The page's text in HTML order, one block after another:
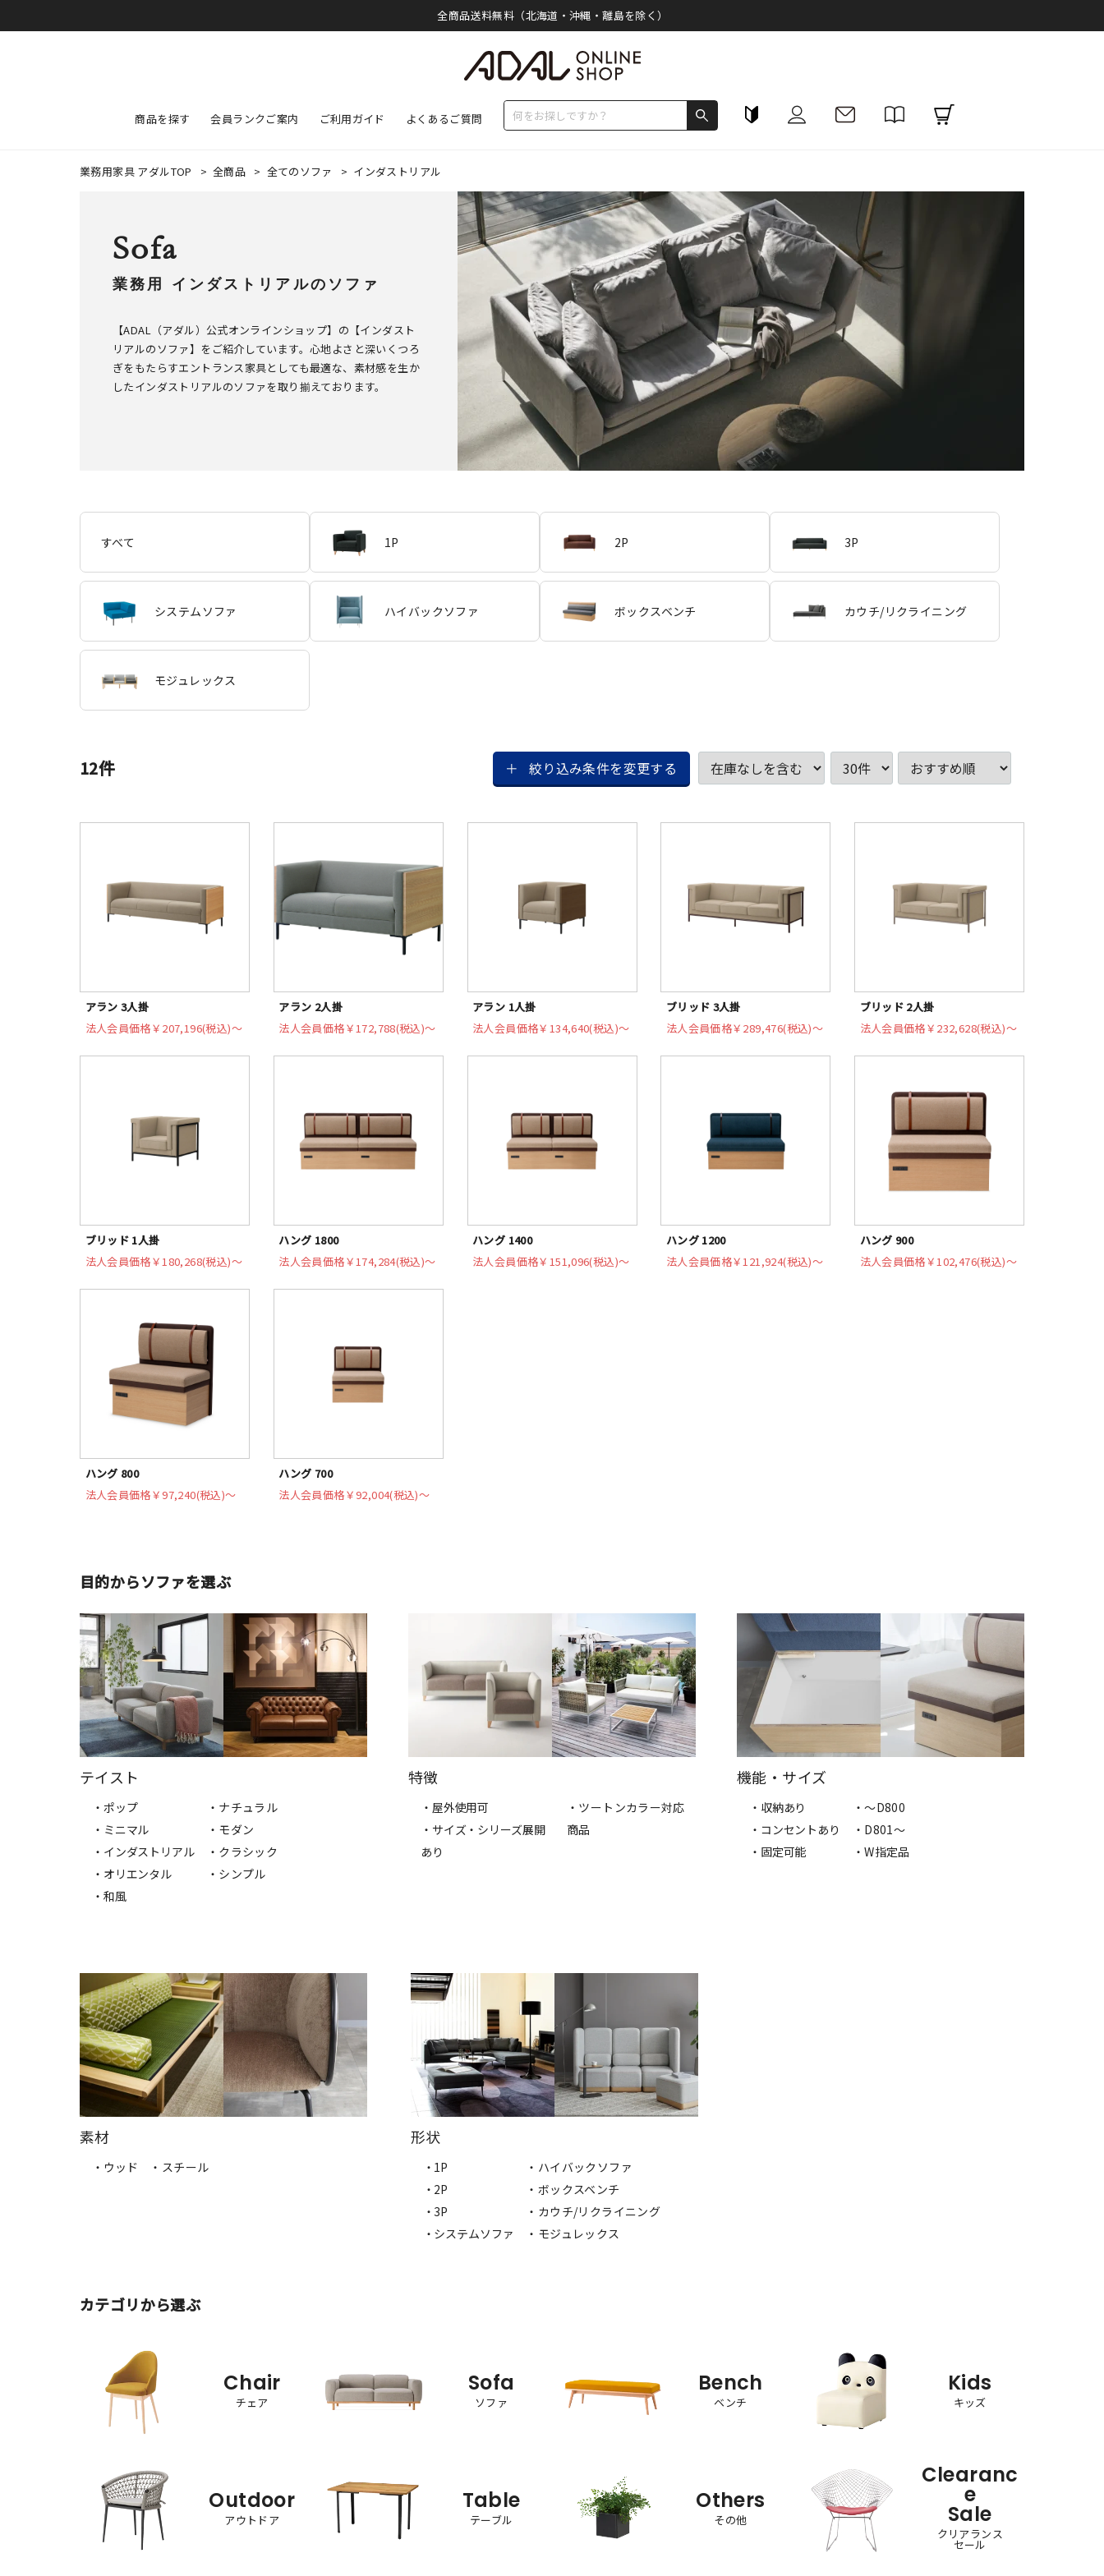
全商品送料無料（北海道・沖縄・離島を除く）
商品を探す 会員ランクご案内 ご利用ガイド よくあるご質問
業務用家具 アダルTOP >全商品 > 全てのソファ > インダストリアル
Sofa
業務用 インダストリアルのソファ
【ADAL（アダル）公式オンラインショップ】の【インダスト
リアルのソファ】をご紹介しています。心地よさと深いくつろ
ぎをもたらすエントランス家具としても最適な、素材感を生か
したインダストリアルのソファを取り揃えております。
すべて 1P 2P 3P
システムソファ ハイバックソファ ボックスベンチ カウチ/リクライニング
モジュレックス
12件 絞り込み条件を変更する
アラン 3人掛
法人会員価格￥207,196(税込)〜
アラン 2人掛
法人会員価格￥172,788(税込)〜
アラン 1人掛
法人会員価格￥134,640(税込)〜
ブリッド 3人掛
法人会員価格￥289,476(税込)〜
ブリッド 2人掛
法人会員価格￥232,628(税込)〜
ブリッド 1人掛
法人会員価格￥180,268(税込)〜
ハング 1800
法人会員価格￥174,284(税込)〜
ハング 1400
法人会員価格￥151,096(税込)〜
ハング 1200
法人会員価格￥121,924(税込)〜
ハング 900
法人会員価格￥102,476(税込)〜
ハング 800
法人会員価格￥97,240(税込)〜
ハング 700
法人会員価格￥92,004(税込)〜
目的からソファを選ぶ
テイスト
・ポップ
・ミニマル
・インダストリアル
・オリエンタル
・和風
・ナチュラル
・モダン
・クラシック
・シンプル
特徴
・屋外使用可
・サイズ・シリーズ展開
あり
・ツートンカラー対応
商品
機能・サイズ
・収納あり
・コンセントあり
・固定可能
・～D800
・D801～
・W指定品
素材
・ウッド ・スチール
形状
・1P
・2P
・3P
・システムソファ
・ハイバックソファ
・ボックスベンチ
・カウチ/リクライニング
・モジュレックス
カテゴリから選ぶ
Chair
チェア
Sofa
ソファ
Bench
ベンチ
Kids
キッズ
Outdoor
アウトドア
Table
テーブル
Others
その他
Clearanc
e
Sale
クリアランス
セール